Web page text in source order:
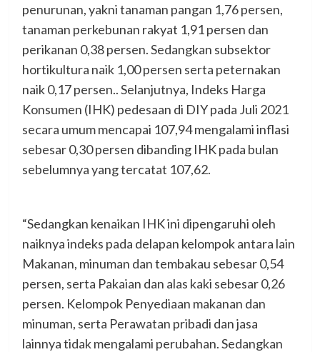
penurunan, yakni tanaman pangan 1,76 persen,
tanaman perkebunan rakyat 1,91 persen dan
perikanan 0,38 persen. Sedangkan subsektor
hortikultura naik 1,00 persen serta peternakan
naik 0,17 persen.. Selanjutnya, Indeks Harga
Konsumen (IHK) pedesaan di DIY pada Juli 2021
secara umum mencapai 107,94 mengalami inflasi
sebesar 0,30 persen dibanding IHK pada bulan
sebelumnya yang tercatat 107,62.
“Sedangkan kenaikan IHK ini dipengaruhi oleh
naiknya indeks pada delapan kelompok antara lain
Makanan, minuman dan tembakau sebesar 0,54
persen, serta Pakaian dan alas kaki sebesar 0,26
persen. Kelompok Penyediaan makanan dan
minuman, serta Perawatan pribadi dan jasa
lainnya tidak mengalami perubahan. Sedangkan